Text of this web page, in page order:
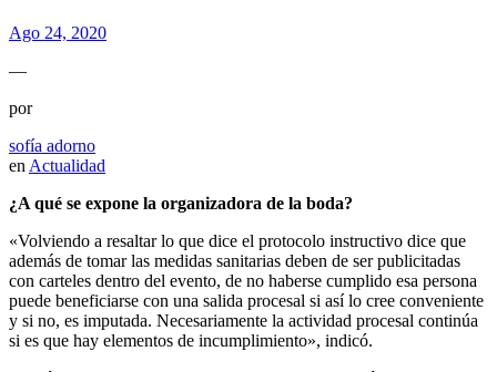
Ago 24, 2020
—
por
sofía adorno
en Actualidad
¿A qué se expone la organizadora de la boda?
«Volviendo a resaltar lo que dice el protocolo instructivo dice que
además de tomar las medidas sanitarias deben de ser publicitadas
con carteles dentro del evento, de no haberse cumplido esa persona
puede beneficiarse con una salida procesal si así lo cree conveniente
y si no, es imputada. Necesariamente la actividad procesal continúa
si es que hay elementos de incumplimiento», indicó.